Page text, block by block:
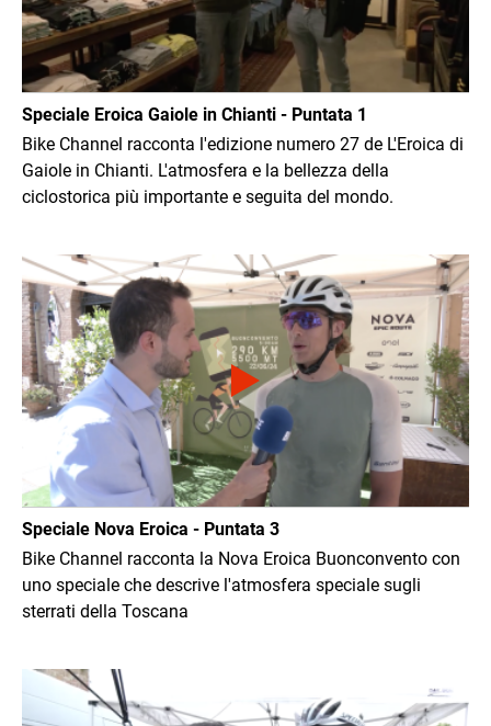
Speciale Eroica Gaiole in Chianti - Puntata 1
Bike Channel racconta l'edizione numero 27 de L'Eroica di
Gaiole in Chianti. L'atmosfera e la bellezza della
ciclostorica più importante e seguita del mondo.
Immagine
Speciale Nova Eroica - Puntata 3
Bike Channel racconta la Nova Eroica Buonconvento con
uno speciale che descrive l'atmosfera speciale sugli
sterrati della Toscana
Immagine